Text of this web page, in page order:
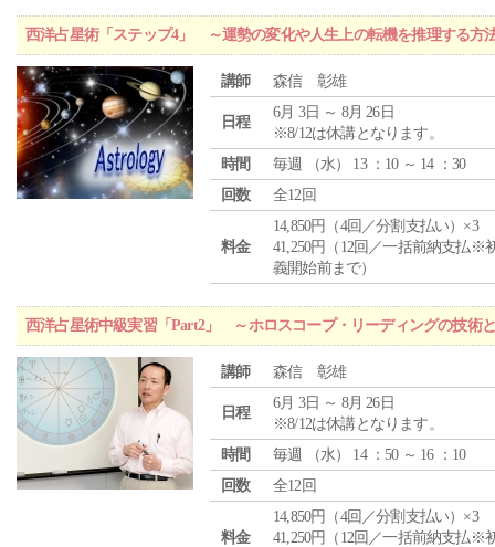
西洋占星術「ステップ4」 ～運勢の変化や人生上の転機を推理する方
講師 森信 彰雄
日程
6月 3日 ～ 8月 26日
※8/12は休講となります。
時間
毎週 （水） 13 ：10 ～ 14 ：30
回数
全12回
料金
14,850円（4回／分割支払い）×3
41,250円（12回／一括前納支払※
義開始前まで）
西洋占星術中級実習「Part2」 ～ホロスコープ・リーディングの技術
講師 森信 彰雄
日程
6月 3日 ～ 8月 26日
※8/12は休講となります。
時間
毎週 （水） 14 ：50 ～ 16 ：10
回数
全12回
料金
14,850円（4回／分割支払い）×3
41,250円（12回／一括前納支払※